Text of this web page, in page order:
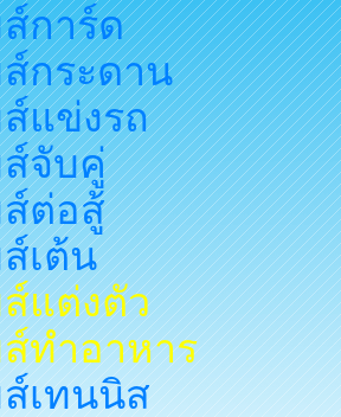
การ์ด
กระดาน
แข่งรถ
จับคู่
ต่อสู้
เต้น
แต่งตัว
ทำอาหาร
เทนนิส